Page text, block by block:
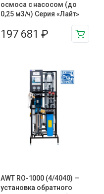
осмоса с насосом (до
0,25 м3/ч) Серия «Лайт»
197 681 ₽
AWT RO-1000 (4/4040) —
установка обратного